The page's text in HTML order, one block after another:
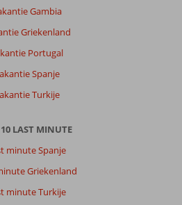
Gambia
Griekenland
Portugal
Spanje
Turkije
LAST MINUTE
minute Spanje
Griekenland
minute Turkije